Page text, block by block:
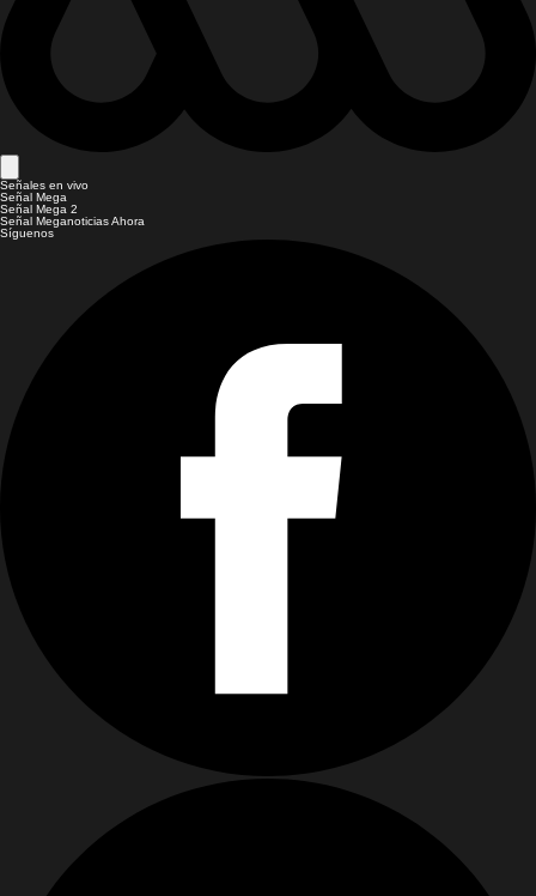
Señales en vivo
Señal Mega
Señal Mega 2
Señal Meganoticias Ahora
Síguenos